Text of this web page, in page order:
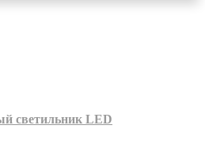
светильник LED